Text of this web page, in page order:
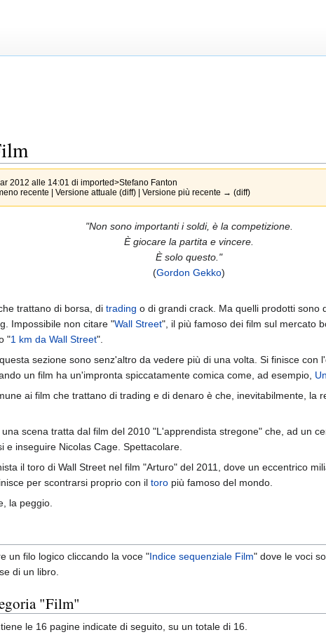
2012 alle 14:01 di imported>Stefano Fanton
recente | Versione attuale (diff) | Versione più recente → (diff)
"Non sono importanti i soldi, è la competizione.
È giocare la partita e vincere.
È solo questo."
(Gordon Gekko)
trattano di borsa, di trading o di grandi crack. Ma quelli prodotti sono
Impossibile non citare "Wall Street", il più famoso dei film sul mercato
"1 km da Wall Street".
sezione sono senz'altro da vedere più di una volta. Si finisce con
un film ha un'impronta spiccatamente comica come, ad esempio,
ai film che trattano di trading e di denaro è che, inevitabilmente, la
scena tratta dal film del 2010 "L'apprendista stregone" che, ad un
e inseguire Nicolas Cage. Spettacolare.
il toro di Wall Street nel film "Arturo" del 2011, dove un eccentrico
per scontrarsi proprio con il toro più famoso del mondo.
la peggio.
un filo logico cliccando la voce "Indice sequenziale Film" dove le voci
di un libro.
"Film"
le 16 pagine indicate di seguito, su un totale di 16.